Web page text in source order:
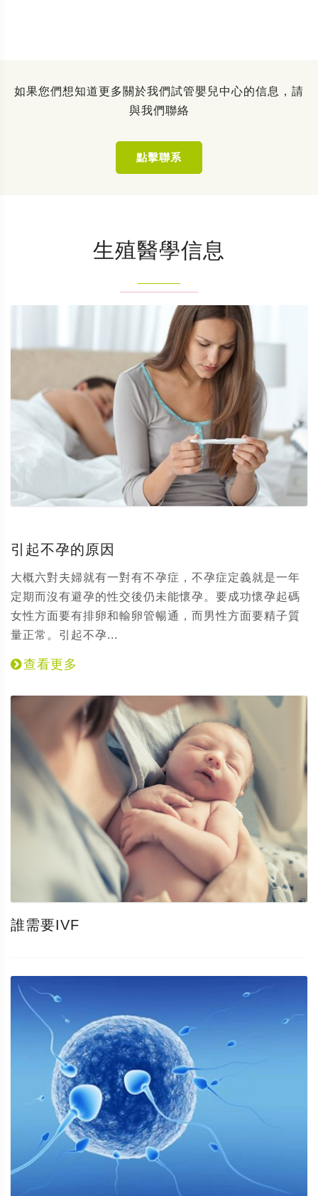
如果您們想知道更多關於我們試管嬰兒中心的信息，請
與我們聯絡
點擊聯系
生殖醫學信息
引起不孕的原因
大概六對夫婦就有一對有不孕症，不孕症定義就是一年
定期而沒有避孕的性交後仍未能懷孕。要成功懷孕起碼
女性方面要有排卵和輸卵管暢通，而男性方面要精子質
量正常。引起不孕...
查看更多
誰需要IVF